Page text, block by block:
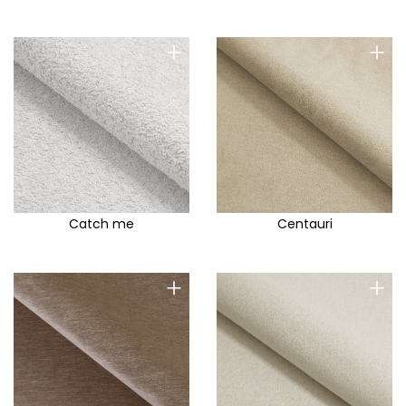
Poso
Prado
Praga
Preston
Pretty
Primo D
Primo EM
Queens
Rago
Rainbow
Rainbow A
Rali
+
Catch me
+
Centauri
+ +